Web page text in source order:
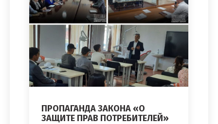
ПРОПАГАНДА ЗАКОНА «О
ЗАЩИТЕ ПРАВ ПОТРЕБИТЕЛЕЙ»